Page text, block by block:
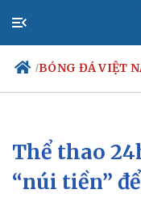
/BÓNG ĐÁ VIỆT
Chính trị
Đảng
Tổ chức nhân sự
Thể thao
“núi tiền”